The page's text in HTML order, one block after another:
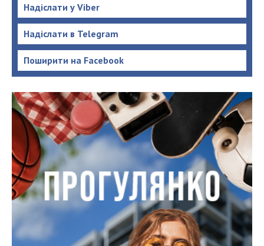
Надіслати у Viber
Надіслати в Telegram
Поширити на Facebook